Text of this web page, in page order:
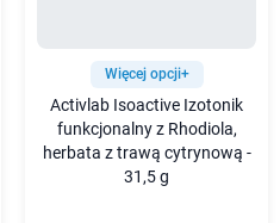
Więcej opcji+
Activlab Isoactive Izotonik
funkcjonalny z Rhodiola,
herbata z trawą cytrynową -
31,5 g